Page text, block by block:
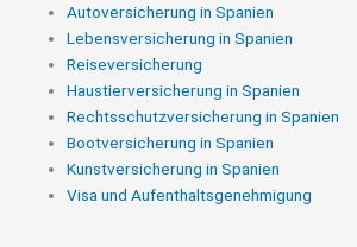
Autoversicherung in Spanien
Lebensversicherung in Spanien
Reiseversicherung
Haustierversicherung in Spanien
Rechtsschutzversicherung in Spanien
Bootversicherung in Spanien
Kunstversicherung in Spanien
Visa und Aufenthaltsgenehmigung